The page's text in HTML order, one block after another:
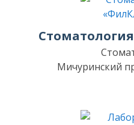
Мичуринский